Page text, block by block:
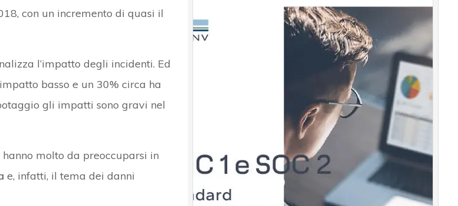
con un incremento di quasi il
l’impatto degli incidenti. Ed
basso e un 30% circa ha
gli impatti sono gravi nel
molto da preoccuparsi in
e, infatti, il tema dei danni